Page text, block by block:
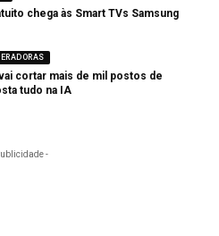
chega às Smart TVs Samsung
cortar mais de mil postos de
tudo na IA
-